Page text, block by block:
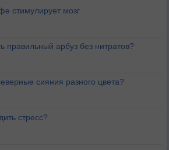
стимулирует мозг
правильный арбуз без нитратов?
сияния разного цвета?
стресс?